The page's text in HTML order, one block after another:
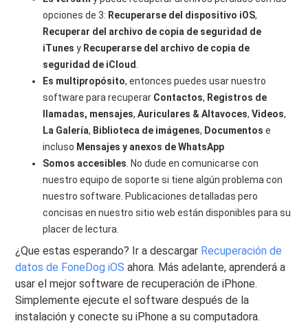
opciones de 3: Recuperarse del dispositivo iOS,
Recuperar del archivo de copia de seguridad de
iTunes y Recuperarse del archivo de copia de
seguridad de iCloud
Es multipropósito, entonces puedes usar nuestro
software para recuperar Contactos, Registros de
llamadas, mensajes,Auriculares & Altavoces,Videos,
La Galería, Biblioteca de imágenes, Documentose
incluso Mensajes y anexos de WhatsApp
Somos accesibles . No dude en comunicarse con
nuestro equipo de soporte si tiene algún problema con
nuestro software. Publicaciones detalladas pero
concisas en nuestro sitio web están disponibles para su
placer de lectura.
¿Que estas esperando? Ir a descargar Recuperación de
datos de FoneDog iOS ahora. Más adelante, aprenderá a
usar el mejor software de recuperación de iPhone.
Simplemente ejecute el software después de la
instalación y conecte su iPhone a su computadora.